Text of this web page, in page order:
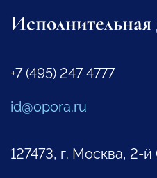
+7 (495) 247 4777
id@opora.ru
127473, г. Москва, 2-